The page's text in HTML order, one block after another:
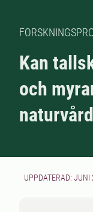
Kan
och
UPPDATERAD: